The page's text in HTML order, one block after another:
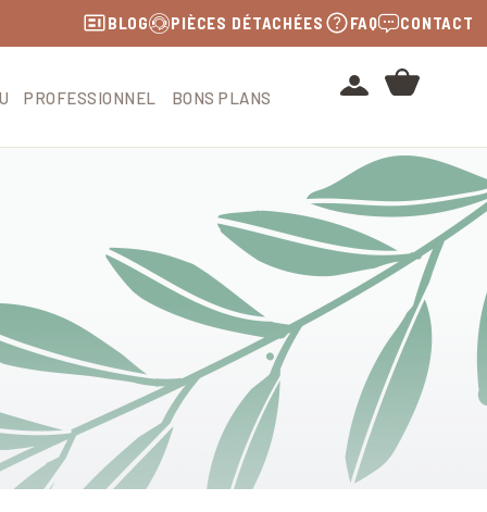
BLOG PIÈCES DÉTACHÉES FAQ CONTACT
PROFESSIONNEL BONS PLANS